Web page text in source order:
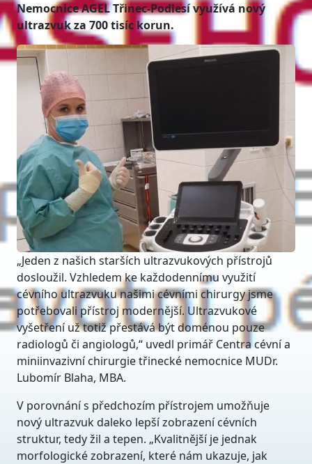
Nemocnice AGEL Třinec-Podlesí využívá nový
ultrazvuk za 700 tisíc korun.
„Jeden z našich starších ultrazvukových přístrojů
dosloužil. Vzhledem ke každodennímu využití
cévního ultrazvuku našimi cévními chirurgy jsme
potřebovali přístroj modernější. Ultrazvukové
vyšetření už totiž přestává být doménou pouze
radiologů či angiologů,“ uvedl primář Centra cévní a
miniinvazivní chirurgie třinecké nemocnice MUDr.
Lubomír Blaha, MBA.
V porovnání s předchozím přístrojem umožňuje
nový ultrazvuk daleko lepší zobrazení cévních
struktur, tedy žil a tepen. „Kvalitnější je jednak
morfologické zobrazení, které nám ukazuje, jak